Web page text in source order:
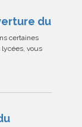
du
certaines
lycées, vous